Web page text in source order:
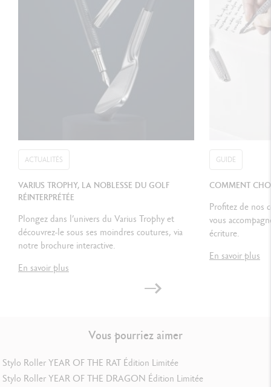
RÉFÉRENCE DU PRODUIT
Réf. 1659.471
ACTUALITÉS
VARIUS TROPHY, LA NOBLESSE DU GOLF
RÉINTERPRÉTÉE
Plongez dans l’univers du Varius Trophy et
découvrez-le sous ses moindres coutures, via
notre brochure interactive.
En savoir plus
GUIDE
COMMENT
Profitez de nos
vous
écriture.
En savoir plus
Vous pourriez aimer
Stylo Roller YEAR OF THE RAT Édition Limitée
Stylo Roller YEAR OF THE DRAGON Édition Limitée